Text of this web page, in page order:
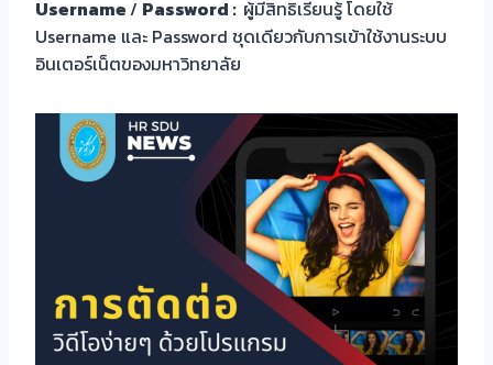
Username/ Password : ผู้มีสิทธิเรียนรู้ โดยใช้
Username และ Password ชุดเดียวกับการเข้าใช้งานระบบ
อินเตอร์เน็ตของมหาวิทยาลัย